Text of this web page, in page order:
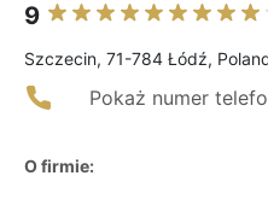
9
Szczecin, 71-784 Łódź,
Pokaż numer
O firmie: